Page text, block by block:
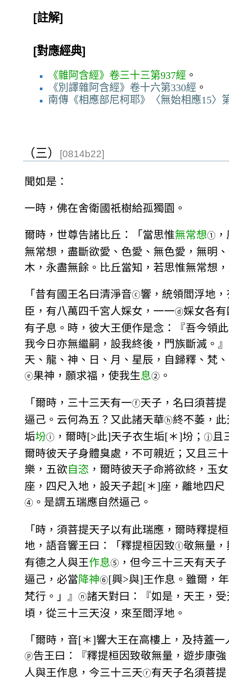
[註解]
[對應經典]
《雜阿含經》卷三十三第937經 。
《別譯雜阿含經》卷十六第330經 。
南傳《相應部尼柯耶》〈無始相應15〉
（三） [0814b22]
聞如是：
一時，佛在舍衛國祇樹給孤獨園。
爾時，世尊告諸比丘：「當思惟無常想①
無常想，盡斷欲愛、色愛、無色愛，無明
木，永盡無餘。比丘當知，若思惟無常想
「昔有國王名曰清淨音ⓒ響，統領閻浮地
臣，有八萬四千宮人婇女，一一ⓓ婇女各
有子息。時，彼大王便作是念：『吾今領
我今日亦無繼嗣，設我終後，門族斷滅。
天、龍、神、日、月、星辰，自歸釋、梵
ⓔ果神，願求福，使我生息② 。
「爾時，三十三天有一ⓕ天子，名曰須菩
逼己。云何為五？又此諸天華ⓗ終不萎，
垢坋ⓘ ，爾時[>此]天子衣生垢[＊]坋； ⓙ 且
爾時彼天子身體臭處，不可親近；又且三
樂，五欲自恣 ，爾時彼天子命將欲終，玉
座，四尺入地，設天子起[＊]座，離地四
④ 。是謂五瑞應自然逼己。
「時，須菩提天子以有此瑞應，爾時釋提
地，語音響王曰：「釋提桓因致ⓛ敬無量
有德之人與王作息⑤ ，但今三十三天有天
逼己，必當降神⑥[興>與]王作息。雖爾，年
梵行。」』
ⓝ諸天對曰：『如是，天王，
頃，從三十三天沒，來至閻浮地。
「爾時，音[＊]響大王在高樓上，及持蓋
ⓟ告王曰：『釋提桓因致敬無量，遊步康
人與王作息，今三十三天ⓡ有天子名須菩